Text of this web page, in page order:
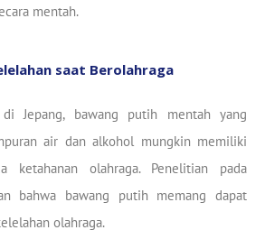
mentah.
saat Berolahraga
Jepang, bawang putih mentah yang
air dan alkohol mungkin memiliki
ketahanan olahraga. Penelitian pada
bahwa bawang putih memang dapat
olahraga.